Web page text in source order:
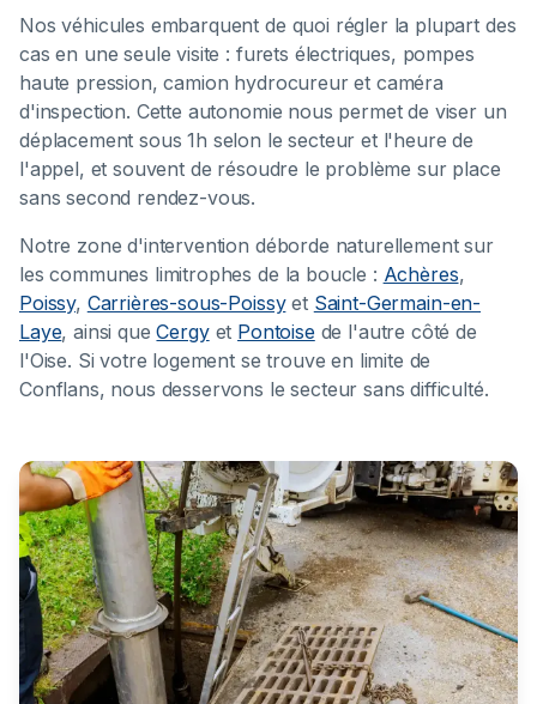
Nos véhicules embarquent de quoi régler la plupart des
cas en une seule visite : furets électriques, pompes
haute pression, camion hydrocureur et caméra
d'inspection. Cette autonomie nous permet de viser un
déplacement sous 1h selon le secteur et l'heure de
l'appel, et souvent de résoudre le problème sur place
sans second rendez-vous.
Notre zone d'intervention déborde naturellement sur
les communes limitrophes de la boucle : Achères,
Poissy, Carrières-sous-Poissyet Saint-Germain-en-
Laye, ainsi queCergyet Pontoisede l'autre côté de
l'Oise. Si votre logement se trouve en limite de
Conflans, nous desservons le secteur sans difficulté.